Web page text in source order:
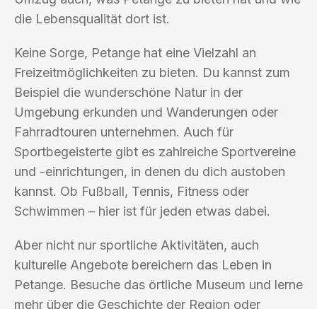
die Lebensqualität dort ist.
Keine Sorge, Petange hat eine Vielzahl an
Freizeitmöglichkeiten zu bieten. Du kannst zum
Beispiel die wunderschöne Natur in der
Umgebung erkunden und Wanderungen oder
Fahrradtouren unternehmen. Auch für
Sportbegeisterte gibt es zahlreiche Sportvereine
und -einrichtungen, in denen du dich austoben
kannst. Ob Fußball, Tennis, Fitness oder
Schwimmen – hier ist für jeden etwas dabei.
Aber nicht nur sportliche Aktivitäten, auch
kulturelle Angebote bereichern das Leben in
Petange. Besuche das örtliche Museum und lerne
mehr über die Geschichte der Region oder